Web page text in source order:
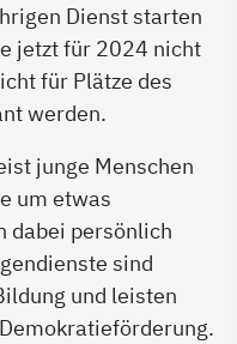
Dienst starten
jetzt für 2024 nicht
für Plätze des
werden.
junge Menschen
um etwas
dabei persönlich
sind
und leisten